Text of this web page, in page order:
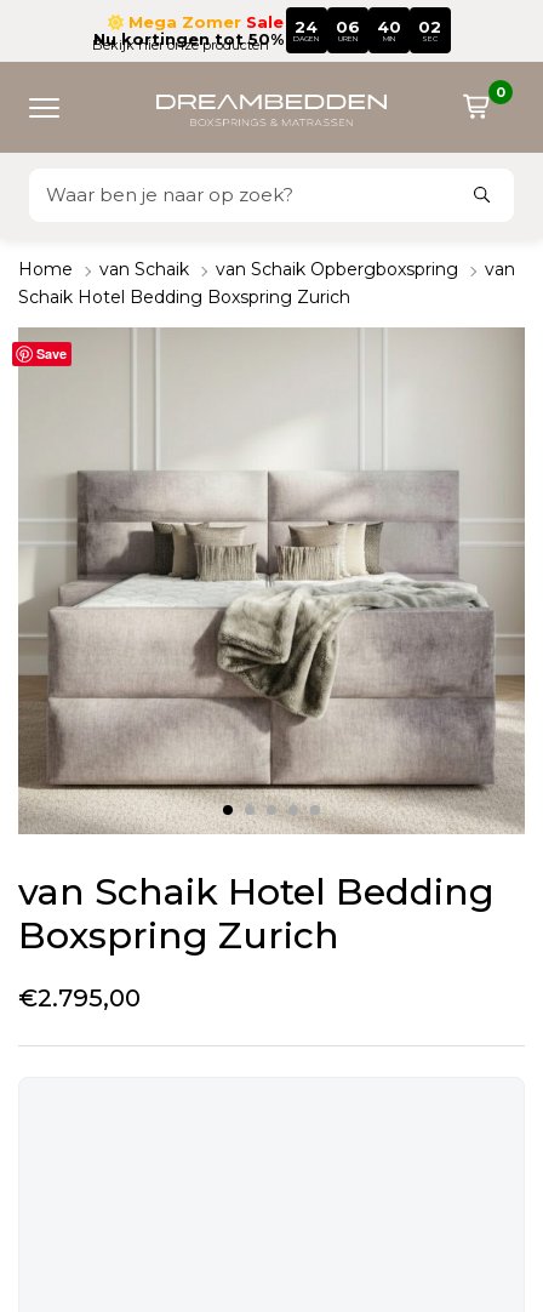
Mega Zomer Sale
Nu kortingen tot 50%
24
DAGEN
06
UREN
40
MIN
01
SEC
Bekijk hier onze producten
0
Home van Schaik van Schaik Opbergboxspring
van
Schaik Hotel Bedding Boxspring Zurich
Save
van Schaik Hotel Bedding
Boxspring Zurich
€2.795,00